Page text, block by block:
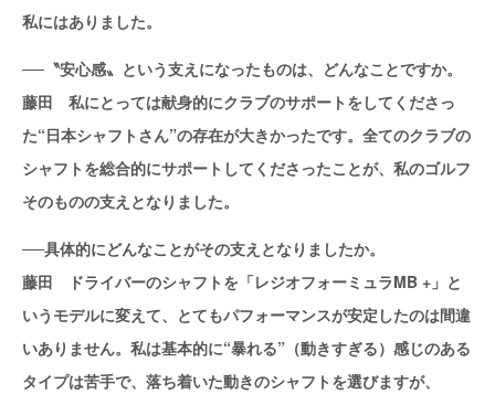
私にはありました。
──〝安心感〟という支えになったものは、どんなことですか。
藤田 私にとっては献身的にクラブのサポートをしてくださっ
た“日本シャフトさん”の存在が大きかったです。全てのクラブの
シャフトを総合的にサポートしてくださったことが、私のゴルフ
そのものの支えとなりました。
──具体的にどんなことがその支えとなりましたか。
藤田 ドライバーのシャフトを「レジオフォーミュラMB +」と
いうモデルに変えて、とてもパフォーマンスが安定したのは間違
いありません。私は基本的に“暴れる”（動きすぎる）感じのある
タイプは苦手で、落ち着いた動きのシャフトを選びますが、